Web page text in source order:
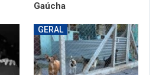
Gaúcha
GERAL